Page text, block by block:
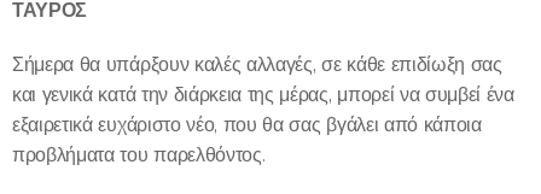
ΤΑΥΡΟΣ
Σήμερα θα υπάρξουν καλές αλλαγές, σε κάθε επιδίωξη σας
και γενικά κατά την διάρκεια της μέρας, μπορεί να συμβεί ένα
εξαιρετικά ευχάριστο νέο, που θα σας βγάλει από κάποια
προβλήματα του παρελθόντος.